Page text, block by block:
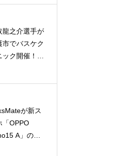
龍之介選手が
市でバスケク
ック開催！子
が新ス
「OPPO
A」の販